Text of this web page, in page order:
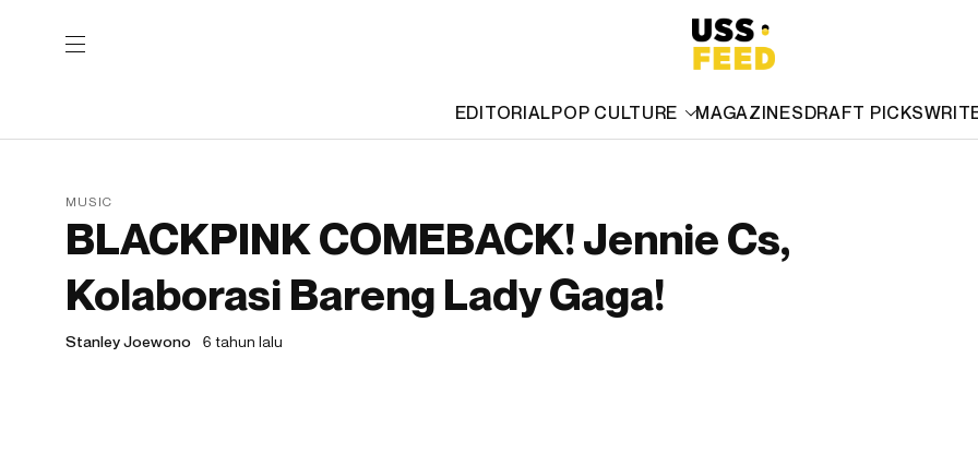
EDITORIALPOP CULTURE MAGAZINESDRAFT PICKS
MUSIC
BLACKPINK COMEBACK! Jennie Cs,
Kolaborasi Bareng Lady Gaga!
Stanley Joewono 6 tahun lalu